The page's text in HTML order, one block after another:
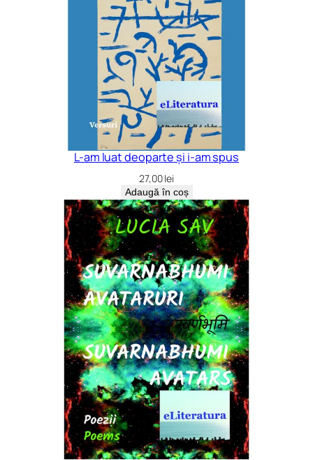
L-am luat deoparte și i-am spus
27,00lei
Adaugă în coș